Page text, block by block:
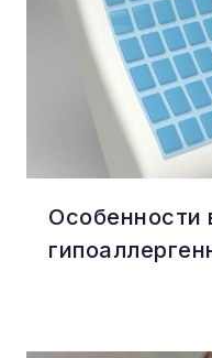
Особенности